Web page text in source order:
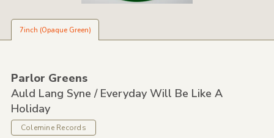
7inch (Opaque Green)
Parlor Greens
Auld Lang Syne /Everyday Will Be Like A
Holiday
Colemine Records